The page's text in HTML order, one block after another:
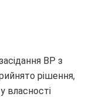
ВР з
рішення,
власності